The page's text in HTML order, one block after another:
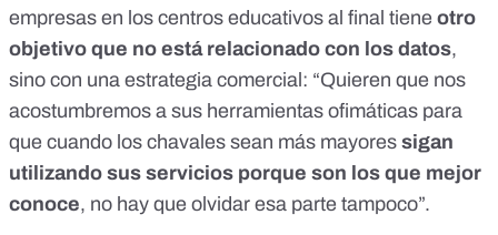
empresas en los centros educativos al final tiene otro
objetivo que no está relacionado con los datos,
sino con una estrategia comercial: “Quieren que nos
acostumbremos a sus herramientas ofimáticas para
que cuando los chavales sean más mayores sigan
utilizando sus servicios porque son los que mejor
conoce, no hay que olvidar esa parte tampoco”.